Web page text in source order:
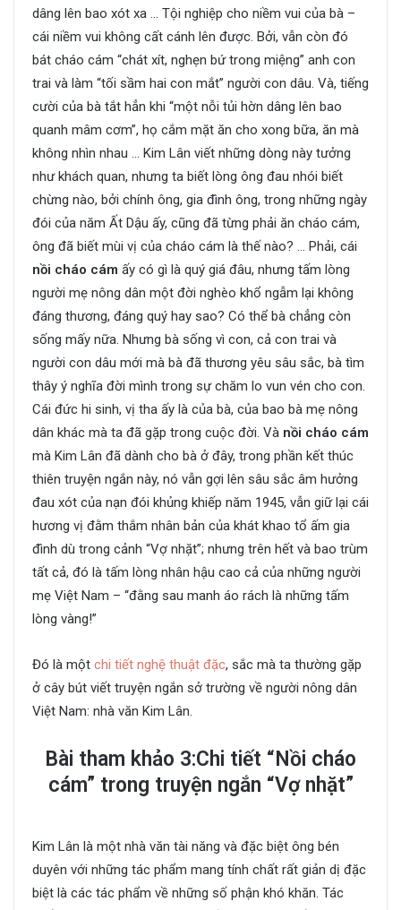
dâng lên bao xót xa … Tội nghiệp cho niềm vui của bà –
cái niềm vui không cất cánh lên được. Bởi, vẫn còn đó
bát cháo cám “chát xít, nghẹn bứ trong miệng” anh con
trai và làm “tối sầm hai con mắt” người con dâu. Và, tiếng
cười của bà tắt hẳn khi “một nỗi tủi hờn dâng lên bao
quanh mâm cơm”, họ cắm mặt ăn cho xong bữa, ăn mà
không nhìn nhau … Kim Lân viết những dòng này tưởng
như khách quan, nhưng ta biết lòng ông đau nhói biết
chừng nào, bởi chính ông, gia đình ông, trong những ngày
đói của năm Ất Dậu ấy, cũng đã từng phải ăn cháo cám,
ông đã biết mùi vị của cháo cám là thế nào? … Phải, cái
nồi cháo cám ấy có gì là quý giá đâu, nhưng tấm lòng
người mẹ nông dân một đời nghèo khổ ngẫm lại không
đáng thương, đáng quý hay sao? Có thể bà chẳng còn
sống mấy nữa. Nhưng bà sống vì con, cả con trai và
người con dâu mới mà bà đã thương yêu sâu sắc, bà tìm
thây ý nghĩa đời mình trong sự chăm lo vun vén cho con.
Cái đức hi sinh, vị tha ấy là của bà, của bao bà mẹ nông
dân khác mà ta đã gặp trong cuộc đời. Và nồi cháo cám
mà Kim Lân đã dành cho bà ở đây, trong phần kết thúc
thiên truyện ngắn này, nó vẫn gợi lên sâu sắc âm hưởng
đau xót của nạn đói khủng khiếp năm 1945, vẫn giữ lại cái
hương vị đằm thắm nhân bản của khát khao tổ ấm gia
đình dù trong cảnh “Vợ nhặt”; nhưng trên hết và bao trùm
tất cả, đó là tấm lòng nhân hậu cao cả của những người
mẹ Việt Nam – “đằng sau manh áo rách là những tấm
lòng vàng!”
Đó là một chi tiết nghệ thuật đặc, sắc mà ta thường gặp
ở cây bút viết truyện ngắn sở trường về người nông dân
Việt Nam: nhà văn Kim Lân.
Bài tham khảo 3:Chi tiết “Nồi cháo
cám” trong truyện ngắn “Vợ nhặt”
Kim Lân là một nhà văn tài năng và đặc biệt ông bén
duyên với những tác phẩm mang tính chất rất giản dị đặc
biệt là các tác phẩm về những số phận khó khăn. Tác